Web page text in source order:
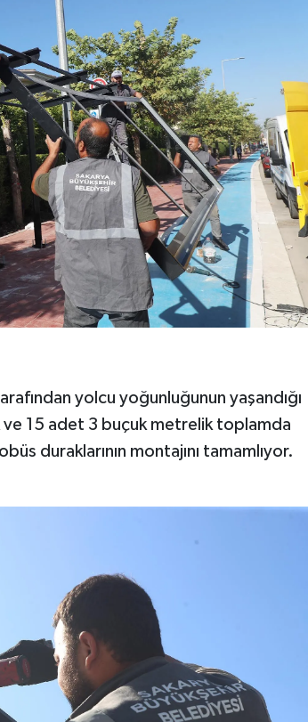
yolcu yoğunluğunun yaşandığı
15 adet 3 buçuk metrelik toplamda
duraklarının montajını tamamlıyor.